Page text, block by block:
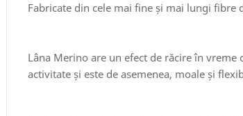
Fabricate din cele mai fine și mai lungi
Lâna Merino are un efect de răcire în
activitate și este de asemenea, moale și